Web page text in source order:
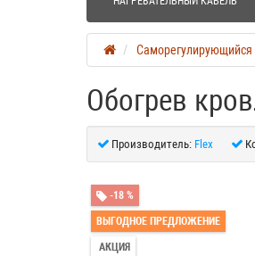
Обогрев
Производитель: Flex
-18 %
ВЫГОДНОЕ ПРЕДЛОЖЕНИЕ
АКЦИЯ